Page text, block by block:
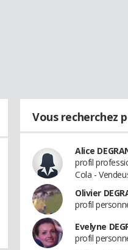
Vous recherchez
Alice
profil
Cola -
Olivier
profil
Evelyne
profil